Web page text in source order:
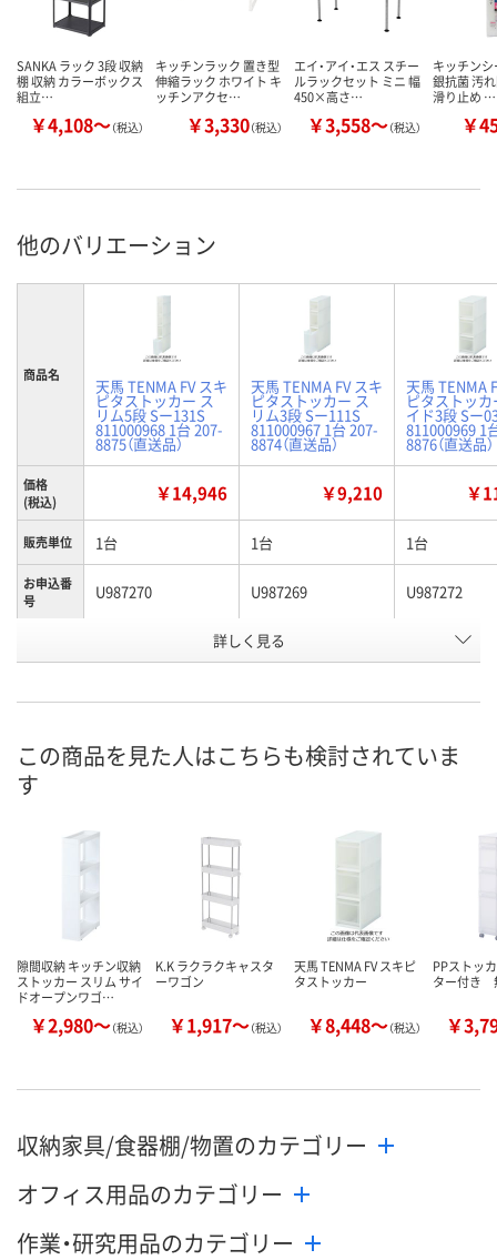
SANKA ラック 3段 収納
棚 収納 カラーボックス
組立…
￥4,108～（税込）
キッチンラック 置き型
伸縮ラック ホワイト キ
ッチンアクセ…
￥3,330（税込）
エイ・アイ・エス スチー
ルラックセット ミニ 幅
450×高さ…
￥3,558～（税込）
キッチン
銀抗菌 汚
滑り止め …
￥
他のバリエーション
商品名
天馬 TENMA FV スキ
ピタストッカー ス
リム5段 Sー131S
811000968 1台 207-
8875（直送品）
天馬 TENMA FV スキ
ピタストッカー ス
リム3段 Sー111S
811000967 1台 207-
8874（直送品）
天馬 TENMA
ピタストッカ
イド3段 Sー
811000969 1
8876（直送品）
価格
(税込)
￥14,946 ￥9,210 ￥
販売単位 1台 1台 1台
お申込番
号
U987270 U987269 U987272
わずか
詳しく見る
この商品を見た人はこちらも検討されていま
す
隙間収納 キッチン収納
ストッカー スリム サイ
ドオープンワゴ…
￥2,980～（税込）
K.K ラクラクキャスタ
ーワゴン
￥1,917～（税込）
天馬 TENMA FV スキピ
タストッカー
￥8,448～（税込）
PPストッ
ター付き
￥
収納家具/食器棚/物置のカテゴリー
オフィス用品のカテゴリー
作業・研究用品のカテゴリー